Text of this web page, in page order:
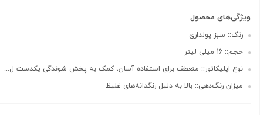
ویژگی‌های محصول
رنگ:: سبز پولداری
حجم:: 16 میلی لیتر
نوع اپلیکاتور:: منعطف برای استفاده آسان، کمک به پخش شوندگی یکدست ل...
میزان رنگ‌دهی:: بالا به دلیل رنگدانه‌های غلیظ